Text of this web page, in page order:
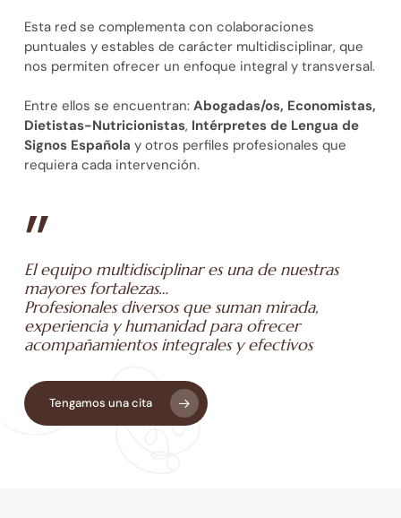
Esta red se complementa con colaboraciones
puntuales y estables de carácter multidisciplinar, que
nos permiten ofrecer un enfoque integral y transversal.
Entre ellos se encuentran: Abogadas/os, Economistas,
Dietistas-Nutricionistas, Intérpretes de Lengua de
Signos Española y otros perfiles profesionales que
requiera cada intervención.
”
El equipo multidisciplinar es una de nuestras
mayores fortalezas…
Profesionales diversos que suman mirada,
experiencia y humanidad para ofrecer
acompañamientos integrales y efectivos
Tengamos una cita